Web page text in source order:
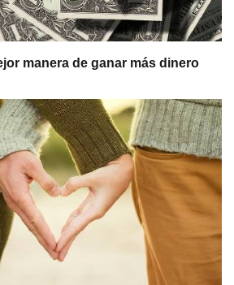
manera de ganar más dinero